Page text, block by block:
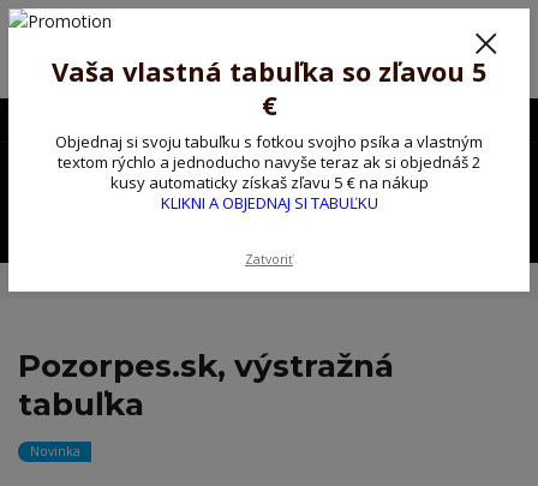
Poprosíme ctených zákazníkov o trpezlivosť, v tomto období máme
Preto sme Vám pripravili malý darček ako ospravedlnenie.
!!! ZĽAVA 5€ na PRVÚ objednávku nad 30€ s kódom pozorpes5 !!!
0,00 EUR
Pozorpes.sk, výstražná
tabuľka
Novinka
Vaša vlastná tabuľka so zľavou 5
€
Objednaj si svoju tabuľku s fotkou svojho psíka a vlastným
textom rýchlo a jednoducho navyše teraz ak si objednáš 2
kusy automaticky získaš zľavu 5 € na nákup
KLIKNI A OBJEDNAJ SI TABUĽKU
Zatvoriť